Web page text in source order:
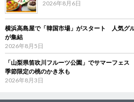
2026年8月6日
横浜高島屋で「韓国市場」がスタート 人気グ
が集結
2026年8月5日
「山梨県笛吹川フルーツ公園」でサマーフェ
季節限定の桃のかき氷も
2026年8月3日